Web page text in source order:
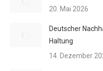
20. Mai 2026
Deutscher
Haltung
14. Dezember